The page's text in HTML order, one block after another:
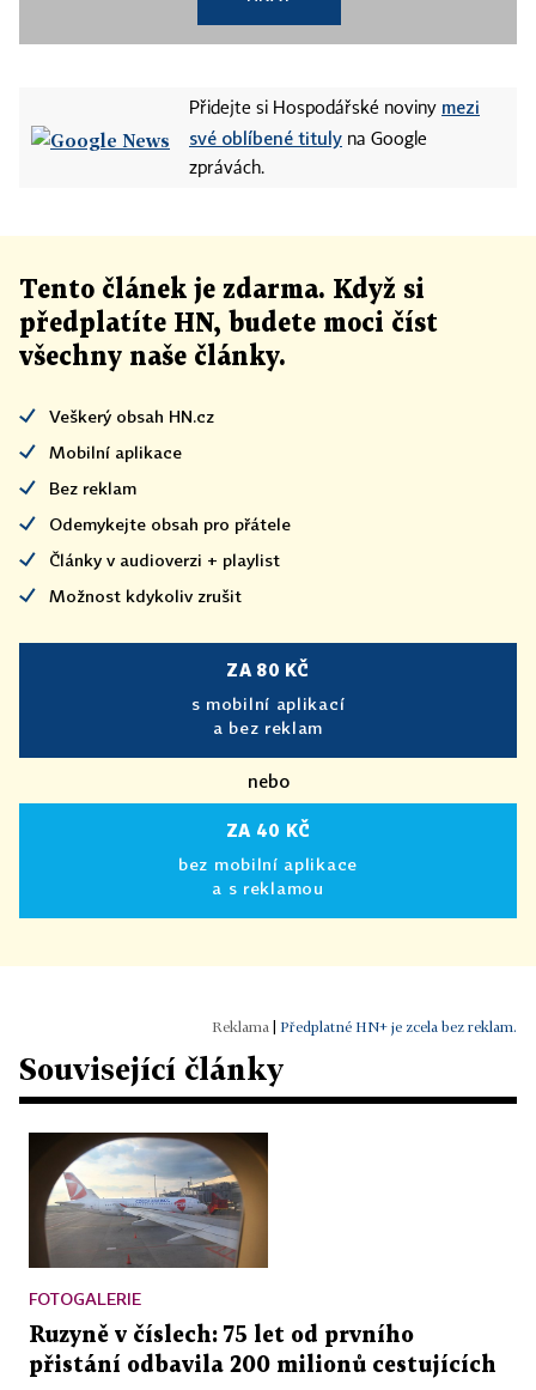
Přidejte si Hospodářské noviny mezi
své oblíbené tituly na Google
zprávách.
Tento článek je zdarma. Když si
předplatíte HN, budete moci číst
všechny naše články.
Veškerý obsah HN.cz
Mobilní aplikace
Bez reklam
Odemykejte obsah pro přátele
Články v audioverzi + playlist
Možnost kdykoliv zrušit
ZA 80 KČ
s mobilní aplikací
a bez reklam
nebo
ZA 40 KČ
bez mobilní aplikace
a s reklamou
Předplatné HN+ je zcela bez reklam.
Související články
FOTOGALERIE
Ruzyně v číslech: 75 let od prvního
přistání odbavila 200 milionů cestujících